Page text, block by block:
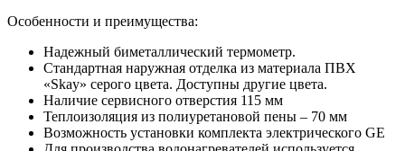
Особенности и преимущества:
Надежный биметаллический термометр.
Стандартная наружная отделка из материала ПВХ
«Skay» серого цвета. Доступны другие цвета.
Наличие сервисного отверстия 115 мм
Теплоизоляция из полиуретановой пены – 70 мм
Возможность установки комплекта электрического GE